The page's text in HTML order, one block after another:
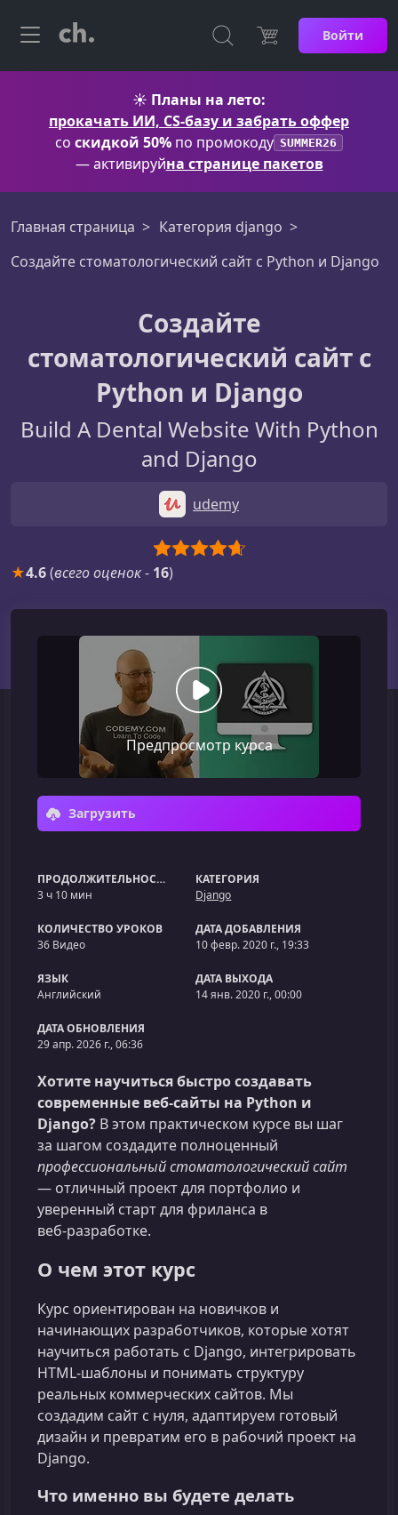
Войти
☀️ Планы на лето:
прокачать ИИ, CS-базу и забрать оффер
со скидкой 50% по промокоду SUMMER26
— активируйна странице пакетов
Главная страница
Категория django
Создайте стоматологический сайт с Python и Django
Создайте
стоматологический сайт с
Python и Django
Build A Dental Website With Python
and Django
udemy
★4.6(всего оценок- 16)
Предпросмотр курса
Загрузить
ПРОДОЛЖИТЕЛЬНОСТЬ
3 ч 10 мин
КАТЕГОРИЯ
Django
КОЛИЧЕСТВО УРОКОВ
36 Видео
ДАТА ДОБАВЛЕНИЯ
10 февр. 2020 г., 19:33
ЯЗЫК
Английский
ДАТА ВЫХОДА
14 янв. 2020 г., 00:00
ДАТА ОБНОВЛЕНИЯ
29 апр. 2026 г., 06:36
Хотите научиться быстро создавать
современные веб‑сайты на Python и
Django? В этом практическом курсе вы шаг
за шагом создадите полноценный
профессиональный стоматологический сайт
— отличный проект для портфолио и
уверенный старт для фриланса в
веб‑разработке.
О чем этот курс
Курс ориентирован на новичков и
начинающих разработчиков, которые хотят
научиться работать с Django, интегрировать
HTML‑шаблоны и понимать структуру
реальных коммерческих сайтов. Мы
создадим сайт с нуля, адаптируем готовый
дизайн и превратим его в рабочий проект на
Django.
Что именно вы будете делать